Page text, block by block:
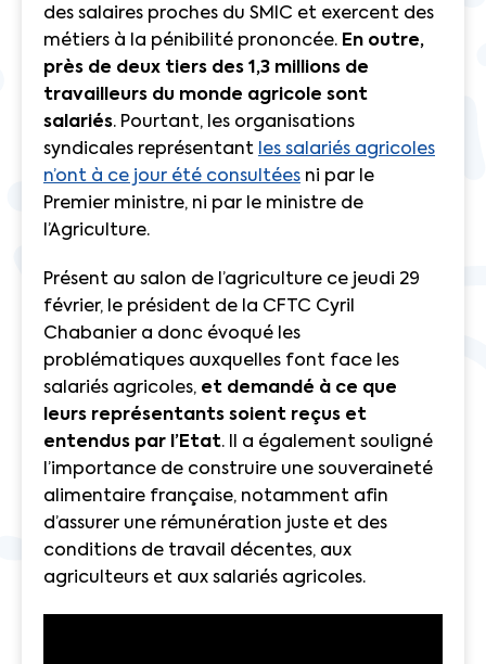
des salaires proches du SMIC et exercent des
métiers à la pénibilité prononcée. En outre,
près de deux tiers des 1,3 millions de
travailleurs du monde agricole sont
salariés. Pourtant, les organisations
syndicales représentant les salariés agricoles
n’ont à ce jour été consultées ni par le
Premier ministre, ni par le ministre de
l’Agriculture.
Présent au salon de l’agriculture ce jeudi 29
février, le président de la CFTC Cyril
Chabanier a donc évoqué les
problématiques auxquelles font face les
salariés agricoles, et demandé à ce que
leurs représentants soient reçus et
entendus par l’Etat. Il a également souligné
l’importance de construire une souveraineté
alimentaire française, notamment afin
d’assurer une rémunération juste et des
conditions de travail décentes, aux
agriculteurs et aux salariés agricoles.